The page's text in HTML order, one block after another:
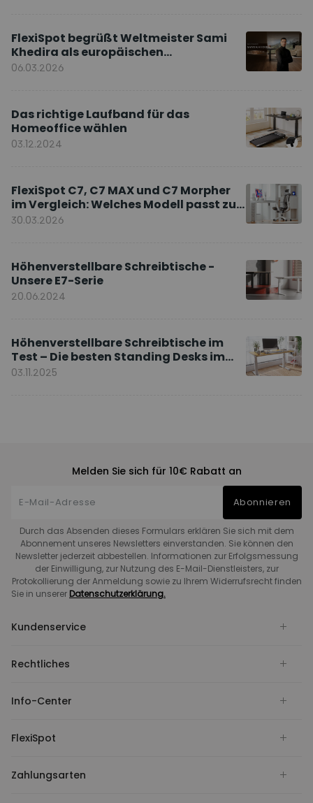
FlexiSpot begrüßt Weltmeister Sami
Khedira als europäischen
Markenbotschafter
06.03.2026
Das richtige Laufband für das
Homeoffice wählen
03.12.2024
FlexiSpot C7, C7 MAX und C7 Morpher
im Vergleich: Welches Modell passt zu
Ihnen?
30.03.2026
Höhenverstellbare Schreibtische -
Unsere E7-Serie
20.06.2024
Höhenverstellbare Schreibtische im
Test – Die besten Standing Desks im
Vergleich
03.11.2025
Melden Sie sich für 10€ Rabatt an
Abonnieren
Durch das Absenden dieses Formulars erklären Sie sich mit dem
Abonnement unseres Newsletters einverstanden. Sie können den
Newsletter jederzeit abbestellen. Informationen zur Erfolgsmessung
der Einwilligung, zur Nutzung des E-Mail-Dienstleisters, zur
Protokollierung der Anmeldung sowie zu Ihrem Widerrufsrecht finden
Sie in unserer Datenschutzerklärung.
Kundenservice
Rechtliches
Info-Center
FlexiSpot
Zahlungsarten